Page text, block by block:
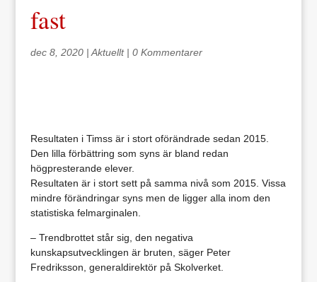
fast
dec 8, 2020| Aktuellt| 0 Kommentarer
Resultaten i Timss är i stort oförändrade sedan 2015.
Den lilla förbättring som syns är bland redan
högpresterande elever.
Resultaten är i stort sett på samma nivå som 2015. Vissa
mindre förändringar syns men de ligger alla inom den
statistiska felmarginalen.
– Trendbrottet står sig, den negativa
kunskapsutvecklingen är bruten, säger Peter
Fredriksson, generaldirektör på Skolverket.